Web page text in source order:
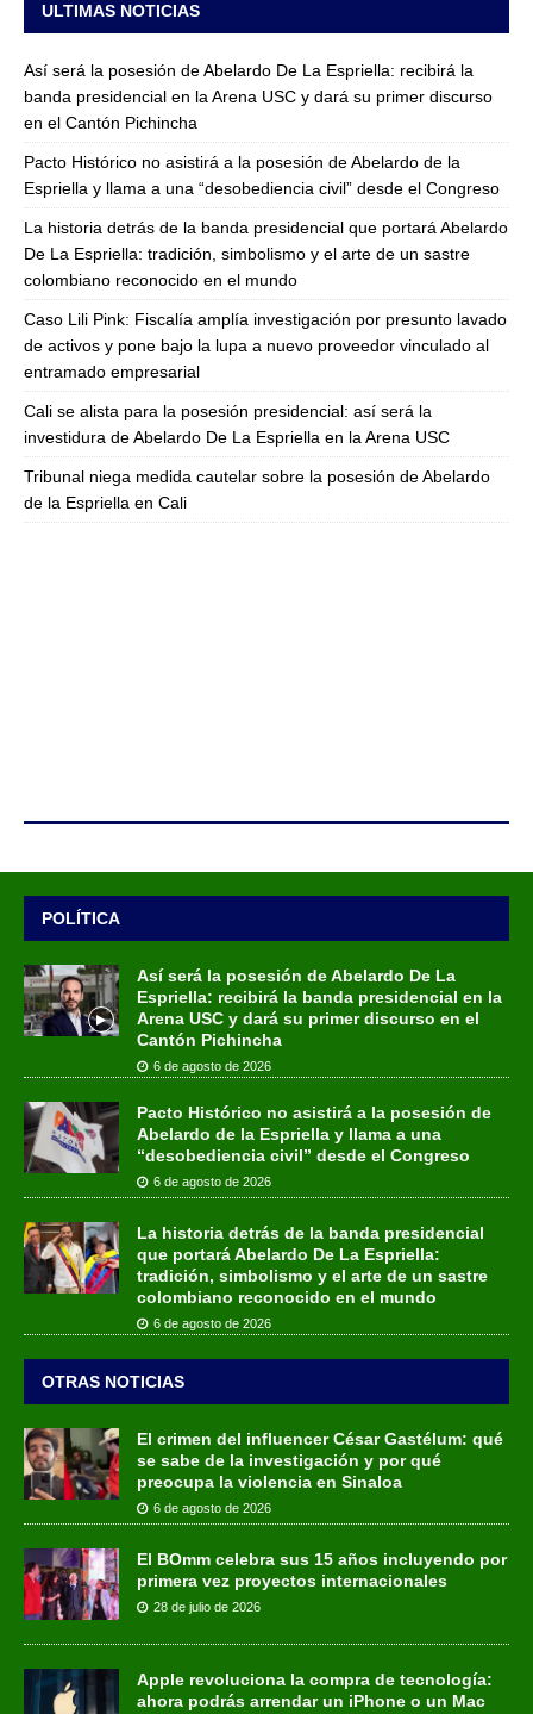
ULTIMAS NOTICIAS
Así será la posesión de Abelardo De La Espriella: recibirá la
banda presidencial en la Arena USC y dará su primer discurso
en el Cantón Pichincha
Pacto Histórico no asistirá a la posesión de Abelardo de la
Espriella y llama a una “desobediencia civil” desde el Congreso
La historia detrás de la banda presidencial que portará Abelardo
De La Espriella: tradición, simbolismo y el arte de un sastre
colombiano reconocido en el mundo
Caso Lili Pink: Fiscalía amplía investigación por presunto lavado
de activos y pone bajo la lupa a nuevo proveedor vinculado al
entramado empresarial
Cali se alista para la posesión presidencial: así será la
investidura de Abelardo De La Espriella en la Arena USC
Tribunal niega medida cautelar sobre la posesión de Abelardo
de la Espriella en Cali
POLÍTICA
Así será la posesión de Abelardo De La
Espriella: recibirá la banda presidencial en la
Arena USC y dará su primer discurso en el
Cantón Pichincha
6 de agosto de 2026
Pacto Histórico no asistirá a la posesión de
Abelardo de la Espriella y llama a una
“desobediencia civil” desde el Congreso
6 de agosto de 2026
La historia detrás de la banda presidencial
que portará Abelardo De La Espriella:
tradición, simbolismo y el arte de un sastre
colombiano reconocido en el mundo
6 de agosto de 2026
OTRAS NOTICIAS
El crimen del influencer César Gastélum: qué
se sabe de la investigación y por qué
preocupa la violencia en Sinaloa
6 de agosto de 2026
El BOmm celebra sus 15 años incluyendo por
primera vez proyectos internacionales
28 de julio de 2026
Apple revoluciona la compra de tecnología:
ahora podrás arrendar un iPhone o un Mac